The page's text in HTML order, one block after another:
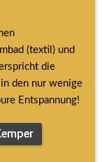
(textil) und
die
den nur wenige
Entspannung!